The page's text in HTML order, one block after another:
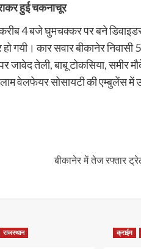
हुई चकनाचूर
4 बजे घुमचक्कर पर बने
कार सवार बीकानेर निवासी 5
जावेद तेली, बाबू टोकसिया, समीर
वेलफेयर सोसायटी की एम्बुलेंस में
बीकानेर में तेज रफ्तार
राजस्थान क्राईम